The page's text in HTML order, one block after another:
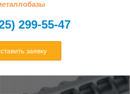
299-55-47
заявку